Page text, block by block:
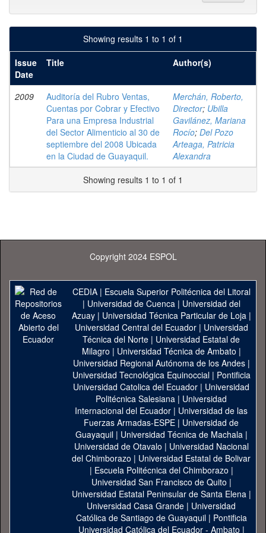
Showing results 1 to 1 of 1
Issue
Date
Title Author(s)
2009
Auditoría del Rubro Ventas,
Cuentas por Cobrar y Efectivo
Para una Empresa Industrial
del Sector Alimenticio al 30 de
septiembre del 2008 Ubicada
en la Ciudad de Guayaquil.
Merchán, Roberto,
Director; Ubilla
Gavilánez, Mariana
Rocío; Del Pozo
Arteaga, Patricia
Alexandra
Showing results 1 to 1 of 1
Copyright 2024 ESPOL
CEDIA| Escuela Superior Politécnica del Litoral
| Universidad de Cuenca| Universidad del
Azuay| Universidad Técnica Particular de Loja|
Universidad Central del Ecuador| Universidad
Técnica del Norte | Universidad Estatal de
Milagro | Universidad Técnica de Ambato |
Universidad Regional Autónoma de los Andes|
Universidad Tecnológica Equinoccial| Pontificia
Universidad Catolica del Ecuador | Universidad
Politécnica Salesiana | Universidad
Internacional del Ecuador | Universidad de las
Fuerzas Armadas-ESPE | Universidad de
Guayaquil| Universidad Técnica de Machala|
Universidad de Otavalo | Universidad Nacional
del Chimborazo | Universidad Estatal de Bolivar
| Escuela Politécnica del Chimborazo |
Universidad San Francisco de Quito |
Universidad Estatal Peninsular de Santa Elena|
Universidad Casa Grande | Universidad
Católica de Santiago de Guayaquil| Pontificia
Universidad Católica del Ecuador - Ambato |